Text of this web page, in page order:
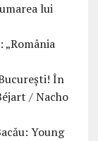
lui
În
/ Nacho
Young